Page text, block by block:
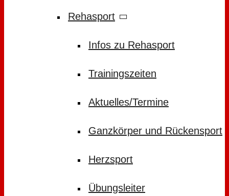
Rehasport
Infos zu Rehasport
Trainingszeiten
Aktuelles/Termine
Ganzkörper und Rückensport
Herzsport
Übungsleiter